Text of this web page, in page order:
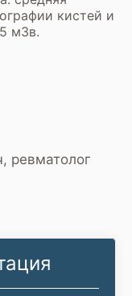
кистей и
мЗв.
ревматолог